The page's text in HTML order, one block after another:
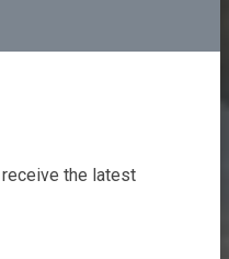
the latest